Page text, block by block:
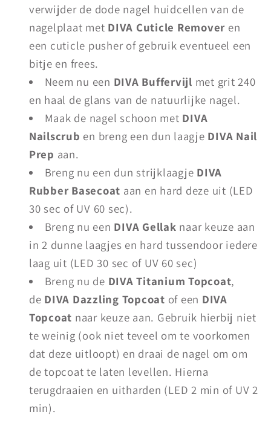
verwijder de dode nagel huidcellen van de
nagelplaat met DIVA Cuticle Remover en
een cuticle pusher of gebruik eventueel een
bitje en frees.
Neem nu een DIVA Buffervijl met grit 240
en haal de glans van de natuurlijke nagel.
Maak de nagel schoon met DIVA
Nailscrub en breng een dun laagje DIVA Nail
Prep aan.
Breng nu een dun strijklaagje DIVA
Rubber Basecoat aan en hard deze uit (LED
30 sec of UV 60 sec).
Breng nu een DIVA Gellak naar keuze aan
in 2 dunne laagjes en hard tussendoor iedere
laag uit (LED 30 sec of UV 60 sec)
Breng nu de DIVA Titanium Topcoat,
de DIVA Dazzling Topcoat of een DIVA
Topcoat naar keuze aan. Gebruik hierbij niet
te weinig (ook niet teveel om te voorkomen
dat deze uitloopt) en draai de nagel om om
de topcoat te laten levellen. Hierna
terugdraaien en uitharden (LED 2 min of UV 2
min).